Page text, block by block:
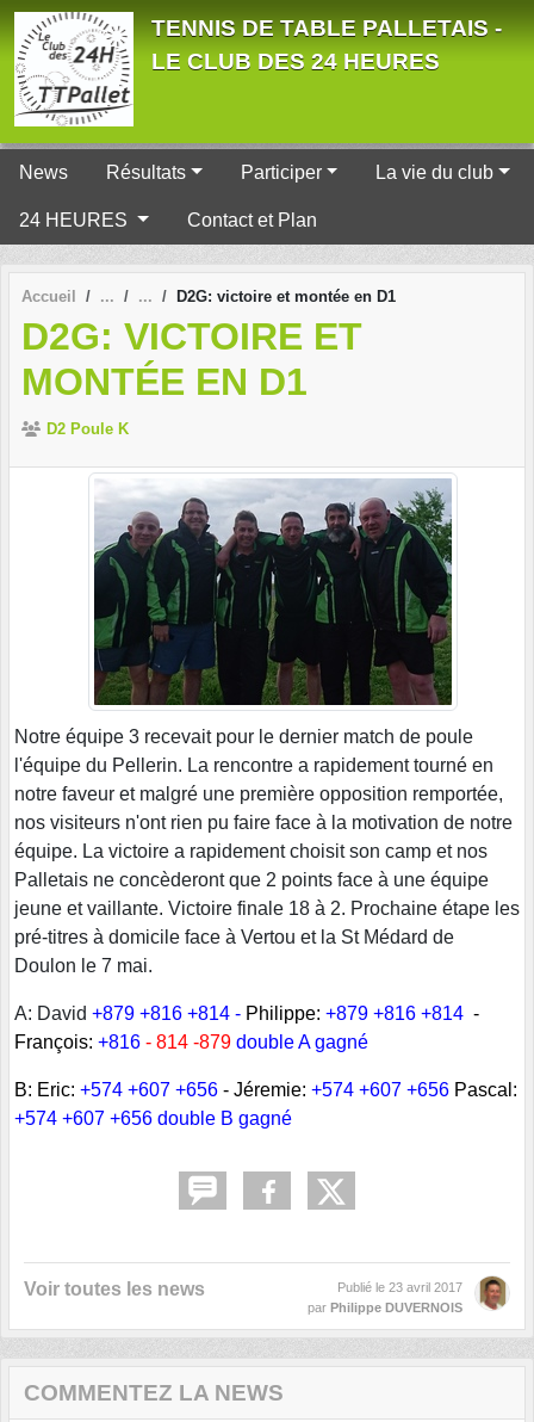
TENNIS DE TABLE PALLETAIS -
LE CLUB DES 24 HEURES
News Résultats Participer La vie du club
24 HEURES Contact et Plan
Accueil D2G: victoire et montée en D1
D2G: VICTOIRE ET
MONTÉE EN D1
D2 Poule K
Notre équipe 3 recevait pour le dernier match de poule
l'équipe du Pellerin. La rencontre a rapidement tourné en
notre faveur et malgré une première opposition remportée,
nos visiteurs n'ont rien pu faire face à la motivation de notre
équipe. La victoire a rapidement choisit son camp et nos
Palletais ne concèderont que 2 points face à une équipe
jeune et vaillante. Victoire finale 18 à 2. Prochaine étape les
pré-titres à domicile face à Vertou et la St Médard de
Doulon le 7 mai.
A: David +879 +816 +814 - Philippe: +879 +816 +814 -
François: +816 - 814 -879 double A gagné
B: Eric: +574 +607 +656 - Jéremie: +574 +607 +656 Pascal:
+574 +607 +656 double B gagné
Voir toutes les news Publié le 23 avril 2017
par Philippe DUVERNOIS
COMMENTEZ LA NEWS
Panneau de gestion des cookies